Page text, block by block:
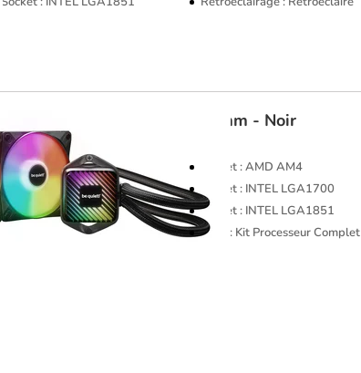
Pure Loop 3 LX 360mm - Noir
Format Radiateur : 360mm
Socket : AMD AM4
Socket : INTEL LGA1200
Socket : INTEL LGA1700
Socket : AMD AM5
Socket : INTEL LGA1851
Rétroéclairage : Rétroéclairé
Type : Kit Processeur Complet